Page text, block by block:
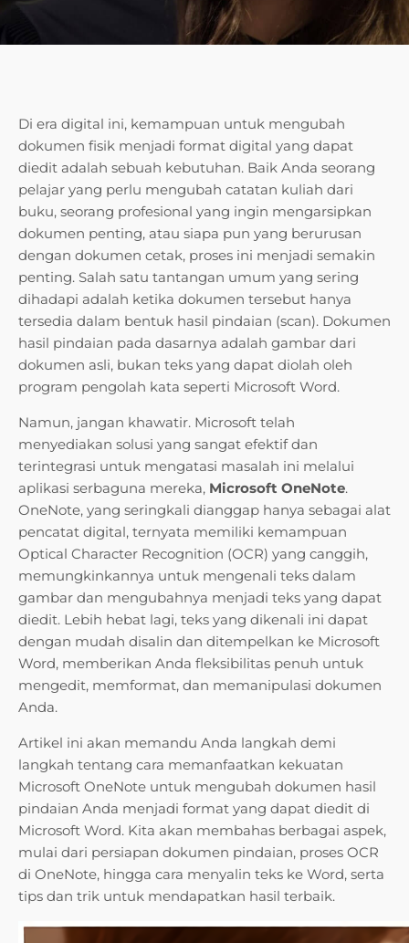
Di era digital ini, kemampuan untuk mengubah
dokumen fisik menjadi format digital yang dapat
diedit adalah sebuah kebutuhan. Baik Anda seorang
pelajar yang perlu mengubah catatan kuliah dari
buku, seorang profesional yang ingin mengarsipkan
dokumen penting, atau siapa pun yang berurusan
dengan dokumen cetak, proses ini menjadi semakin
penting. Salah satu tantangan umum yang sering
dihadapi adalah ketika dokumen tersebut hanya
tersedia dalam bentuk hasil pindaian (scan). Dokumen
hasil pindaian pada dasarnya adalah gambar dari
dokumen asli, bukan teks yang dapat diolah oleh
program pengolah kata seperti Microsoft Word.
Namun, jangan khawatir. Microsoft telah
menyediakan solusi yang sangat efektif dan
terintegrasi untuk mengatasi masalah ini melalui
aplikasi serbaguna mereka, Microsoft OneNote.
OneNote, yang seringkali dianggap hanya sebagai alat
pencatat digital, ternyata memiliki kemampuan
Optical Character Recognition (OCR) yang canggih,
memungkinkannya untuk mengenali teks dalam
gambar dan mengubahnya menjadi teks yang dapat
diedit. Lebih hebat lagi, teks yang dikenali ini dapat
dengan mudah disalin dan ditempelkan ke Microsoft
Word, memberikan Anda fleksibilitas penuh untuk
mengedit, memformat, dan memanipulasi dokumen
Anda.
Artikel ini akan memandu Anda langkah demi
langkah tentang cara memanfaatkan kekuatan
Microsoft OneNote untuk mengubah dokumen hasil
pindaian Anda menjadi format yang dapat diedit di
Microsoft Word. Kita akan membahas berbagai aspek,
mulai dari persiapan dokumen pindaian, proses OCR
di OneNote, hingga cara menyalin teks ke Word, serta
tips dan trik untuk mendapatkan hasil terbaik.